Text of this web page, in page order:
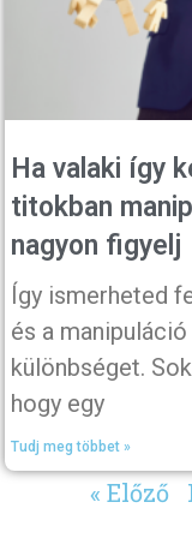
Ha valaki így
titokban
nagyon figyelj
Így ismerheted
és a
különbséget.
hogy egy
Tudj meg többet »
« Előző